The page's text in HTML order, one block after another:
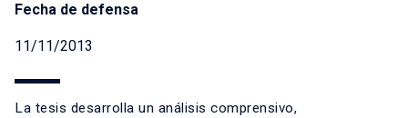
Fecha de defensa
11/11/2013
La tesis desarrolla un análisis comprensivo,